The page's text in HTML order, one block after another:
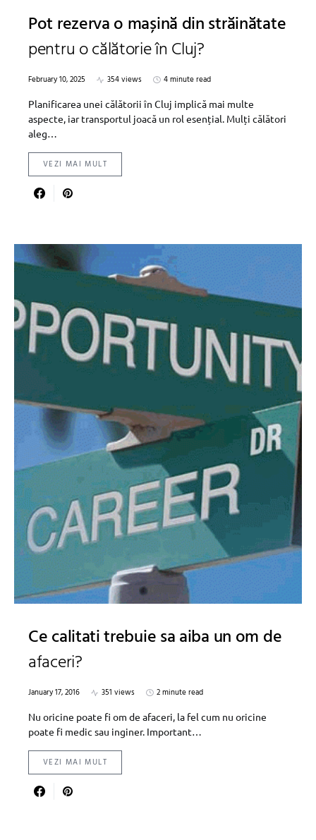
Pot rezerva o mașină din străinătate
pentru o călătorie în Cluj?
February 10, 2025 354 views
4 minute read
Planificarea unei călătorii în Cluj implică mai multe
aspecte, iar transportul joacă un rol esențial. Mulți călători
aleg…
VEZI MAI MULT
Ce calitati trebuie sa aiba un om de
afaceri?
January 17, 2016 351 views
2 minute read
Nu oricine poate fi om de afaceri, la fel cum nu oricine
poate fi medic sau inginer. Important…
VEZI MAI MULT